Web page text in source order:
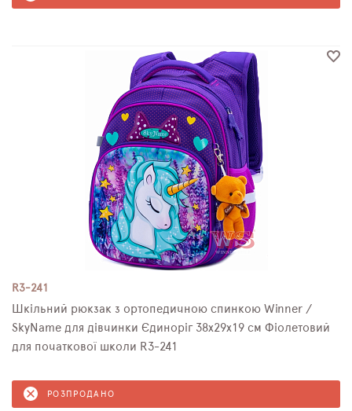
R3-241
Шкільний рюкзак з ортопедичною спинкою Winner /
SkyName для дівчинки Єдиноріг 38х29х19 см Фіолетовий
для початкової школи R3-241
РОЗПРОДАНО